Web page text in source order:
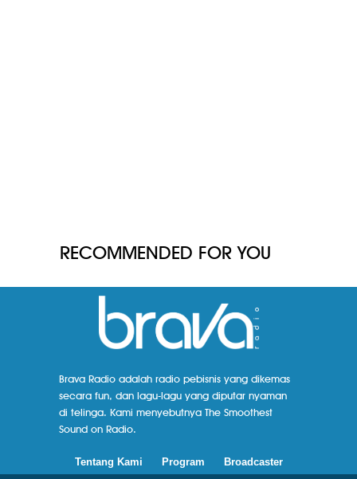
RECOMMENDED FOR YOU
Brava Radio adalah radio pebisnis yang dikemas
secara fun, dan lagu-lagu yang diputar nyaman
di telinga. Kami menyebutnya The Smoothest
Sound on Radio.
Tentang Kami Program Broadcaster